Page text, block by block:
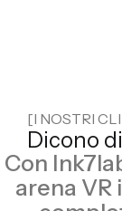
[I NOSTRI
Dicono
Con
arena